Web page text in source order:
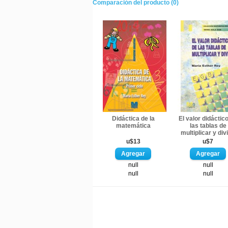
Comparación del producto (0)
Didáctica de la
matemática
u$13
null
null
El valor
las tablas de
multiplicar y
u$7
null
null